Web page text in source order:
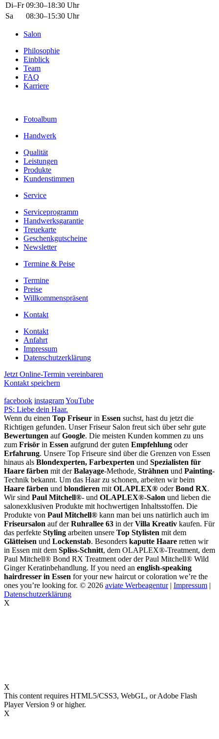
Di–Fr 09:30–18:30 Uhr
Sa
08:30–15:30 Uhr
Salon
Philosophie
Einblick
Team
FAQ
Karriere
Fotoalbum
Handwerk
Qualität
Leistungen
Produkte
Kundenstimmen
Service
Serviceprogramm
Handwerksgarantie
Treuekarte
Geschenkgutscheine
Newsletter
Termine & Peise
Termine
Preise
Willkommenspräsent
Kontakt
Kontakt
Anfahrt
Impressum
Datenschutzerklärung
Jetzt Online-Termin vereinbaren
Kontakt speichern
facebook instagramYouTube
PS: Liebe dein Haar.
Wenn du einen Top Friseur in Essen suchst, hast du jetzt die
Richtigen gefunden. Unser Friseur Salon freut sich über sehr gute
Bewertungen aufGoogle. Die meisten Kunden kommen zu uns
zum Frisör in Essen aufgrund der guten Empfehlung oder
Erfahrung. Unsere Top Friseure sind über die Grenzen von Essen
hinaus als Blondexperten, Farbexperten und Spezialisten für
Haare färben mit derBalayage-Methode, Strähnen und Painting-
Technik bekannt. Um das Haar zu schonen, arbeiten wir beim
Haare färben und blondieren mit OLAPLEX® oderBond RX.
Wir sind Paul Mitchell®- und OLAPLEX®-Salon und lieben die
salonexklusiven Produkte mit hochwertigen Inhaltsstoffen. Die
Produkte von Paul Mitchell® kann man bei uns natürlich auch im
Friseursalon auf derRuhrallee 63 in derVilla Kreativ kaufen. Für
das perfekte Styling arbeiten unsere Top Stylisten mit dem
Glätteisen und Lockenstab. Besonders kaputte Haare retten wir
in Essen mit dem Spliss-Schnitt, dem OLAPLEX®-Treatment, dem
Paul Mitchell® Bond RX Treatment oder der Paul Mitchell® Wild
Ginger Keratinbehandlung. If you need an english-speaking
hairdresser in Essen for your new haircut or coloration we’re the
ones you’re looking for. © 2026 aviate Werbeagentur| Impressum |
Datenschutzerklärung
X
X
This content requires HTML5/CSS3, WebGL, or Adobe Flash
Player Version 9 or higher.
X